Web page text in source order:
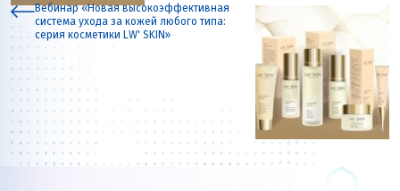
Вебинар «Новая высокоэффективная
система ухода за кожей любого типа:
серия косметики LW' SKIN»